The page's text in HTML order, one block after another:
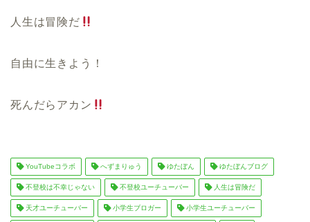
人生は冒険だ
自由に生きよう！
死んだらアカン
YouTubeコラボ へずまりゅう ゆたぼん ゆたぼんブログ
不登校は不幸じゃない 不登校ユーチューバー 人生は冒険だ
天才ユーチューバー 小学生ブロガー 小学生ユーチューバー